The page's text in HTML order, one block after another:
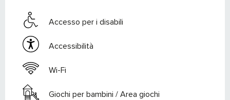
Accesso per i disabili
Accessibilità
Wi-Fi
Giochi per bambini / Area giochi